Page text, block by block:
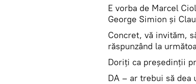
E vorba de Marcel
George Simion și
Concret, vă invităm,
răspunzând la
Doriți ca președinții
DA – ar trebui să dea